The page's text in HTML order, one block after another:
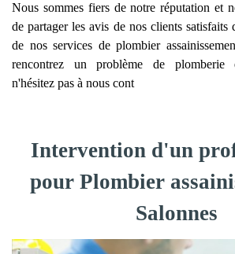
Nous sommes fiers de notre réputation et
de partager les avis de nos clients
de nos services de plombier
rencontrez un problème de plomberie
n'hésitez pas à nous cont
Intervention d'un
pour Plombier
Salonnes